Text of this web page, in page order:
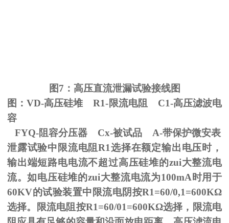
图7 ：高压直流泄漏试验接线图
图：VD-高压硅堆R1-限流电阻 C1-高压滤波电
容
FYQ-阻容分压器 Cx-被试品 A-带保护微安表
泄露试验中限流电阻R1选择在额定输出电压时，
输出端短路电电流不超过高压硅堆的zui大整流电
流。如电压硅堆的zui大整流电流为100mA 时用于
60KV的试验装置中限流电阴按R1=60/0,1=600KΩ
选择。限流电阻按R1=60/01=600KΩ选择，限流电